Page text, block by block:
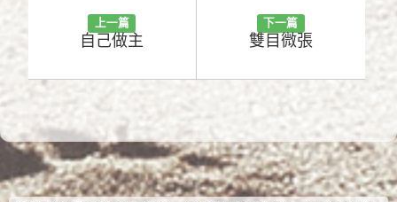
上一篇
自己做主
下一篇
雙目微張